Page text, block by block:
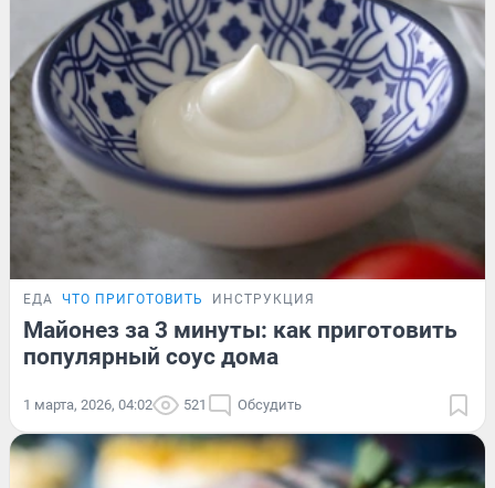
ЕДА ЧТО ПРИГОТОВИТЬ ИНСТРУКЦИЯ
Майонез за 3 минуты: как приготовить
популярный соус дома
1 марта, 2026, 04:02 521 Обсудить